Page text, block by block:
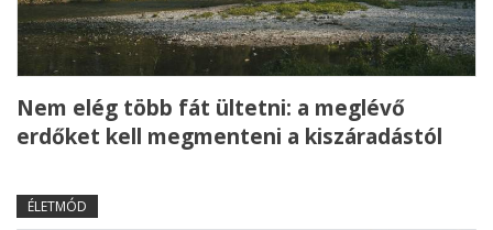
Nem elég több fát ültetni: a meglévő
erdőket kell megmenteni a kiszáradástól
ÉLETMÓD